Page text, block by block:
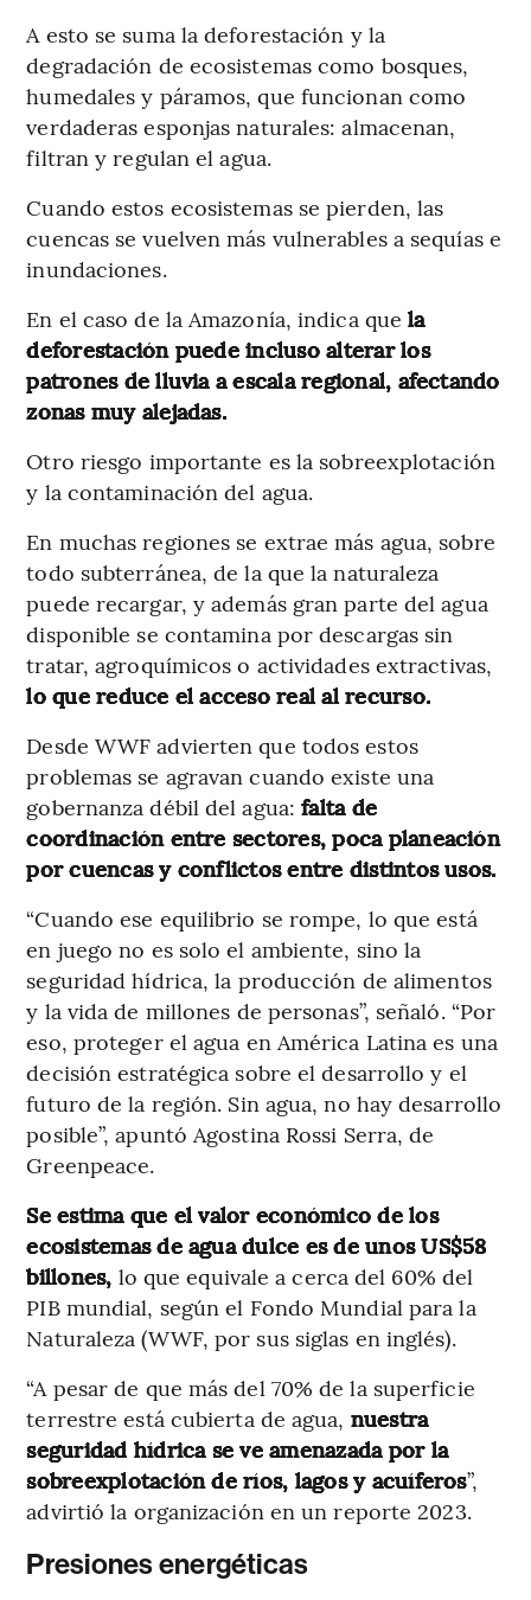
A esto se suma la deforestación y la
degradación de ecosistemas como bosques,
humedales y páramos, que funcionan como
verdaderas esponjas naturales: almacenan,
filtran y regulan el agua.
Cuando estos ecosistemas se pierden, las
cuencas se vuelven más vulnerables a sequías e
inundaciones.
En el caso de la Amazonía, indica quela
deforestación puede incluso alterar los
patrones de lluvia a escala regional, afectando
zonas muy alejadas.
Otro riesgo importante es la sobreexplotación
y la contaminación del agua.
En muchas regiones se extrae más agua, sobre
todo subterránea, de la que la naturaleza
puede recargar, y además gran parte del agua
disponible se contamina por descargas sin
tratar, agroquímicos o actividades extractivas,
lo que reduce el acceso real al recurso.
Desde WWF advierten que todos estos
problemas se agravan cuando existe una
gobernanza débil del agua:falta de
coordinación entre sectores, poca planeación
por cuencas y conflictos entre distintos usos.
“Cuando ese equilibrio se rompe, lo que está
en juego no es solo el ambiente, sino la
seguridad hídrica, la producción de alimentos
y la vida de millones de personas”, señaló. “Por
eso, proteger el agua en América Latina es una
decisión estratégica sobre el desarrollo y el
futuro de la región. Sin agua, no hay desarrollo
posible”, apuntó Agostina Rossi Serra, de
Greenpeace.
Se estima que el valor económico de los
ecosistemas de agua dulce es de unos US$58
billones, lo que equivale a cerca del 60% del
PIB mundial, según el Fondo Mundial para la
Naturaleza (WWF, por sus siglas en inglés).
“A pesar de que más del 70% de la superficie
terrestre está cubierta de agua, nuestra
seguridad hídrica se ve amenazada por la
sobreexplotación de ríos, lagos y acuíferos”,
advirtió la organización en un reporte 2023.
Presiones energéticas